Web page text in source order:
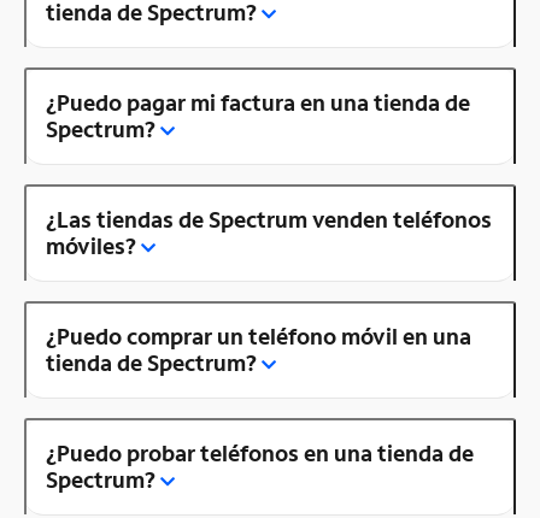
tienda de Spectrum?
¿Puedo pagar mi factura en una tienda de
Spectrum?
¿Las tiendas de Spectrum venden teléfonos
móviles?
¿Puedo comprar un teléfono móvil en una
tienda de Spectrum?
¿Puedo probar teléfonos en una tienda de
Spectrum?